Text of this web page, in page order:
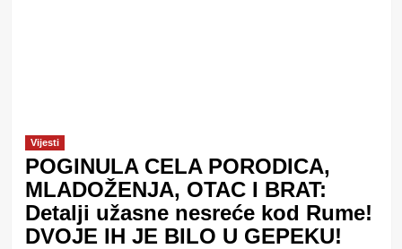
Vijesti
POGINULA CELA PORODICA,
MLADOŽENJA, OTAC I BRAT:
Detalji užasne nesreće kod Rume!
DVOJE IH JE BILO U GEPEKU!